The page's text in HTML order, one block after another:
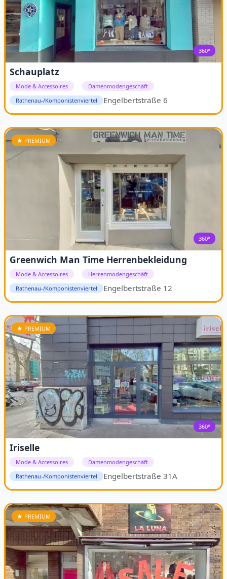
360°
Schauplatz
Mode & Accessoires
Damenmodengeschäft
Rathenau-/Komponistenviertel
Engelbertstraße 6
★ PREMIUM
360°
Greenwich Man Time Herrenbekleidung
Mode & Accessoires
Herrenmodengeschäft
Rathenau-/Komponistenviertel
Engelbertstraße 12
★ PREMIUM
360°
Iriselle
Mode & Accessoires
Damenmodengeschäft
Rathenau-/Komponistenviertel
Engelbertstraße 31A
★ PREMIUM